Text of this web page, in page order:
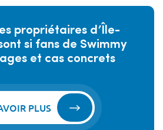
propriétaires d’Île-
si fans de Swimmy
et cas concrets
PLUS